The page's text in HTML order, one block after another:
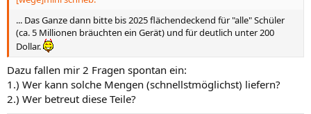
... Das Ganze dann bitte bis 2025 flächendeckend für "alle" Schüler
(ca. 5 Millionen bräuchten ein Gerät) und für deutlich unter 200
Dollar.
Dazu fallen mir 2 Fragen spontan ein:
1.) Wer kann solche Mengen (schnellstmöglichst) liefern?
2.) Wer betreut diese Teile?